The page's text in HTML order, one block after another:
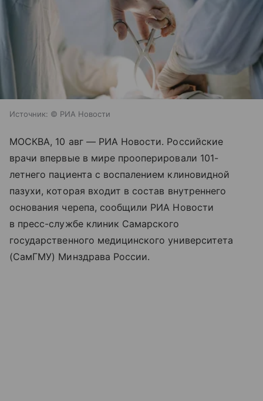
Источник: © РИА Новости
МОСКВА, 10 авг — РИА Новости. Российские
врачи впервые в мире прооперировали 101-
летнего пациента с воспалением клиновидной
пазухи, которая входит в состав внутреннего
основания черепа, сообщили РИА Новости
в пресс-службе клиник Самарского
государственного медицинского университета
(СамГМУ) Минздрава России.